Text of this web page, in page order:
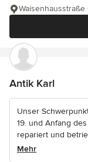
Antik Karl
Unser
19. und Anfang
repariert und
Mehr